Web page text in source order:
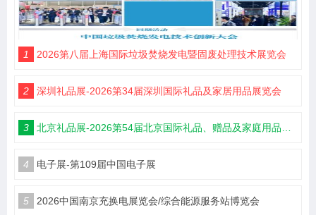
1 2026第八届上海国际垃圾焚烧发电暨固废处理技术展览会
2 深圳礼品展-2026第34届深圳国际礼品及家居用品展览会
3 北京礼品展-2026第54届北京国际礼品、赠品及家庭用品展览会
4 电子展-第109届中国电子展
5 2026中国南京充换电展览会/综合能源服务站博览会